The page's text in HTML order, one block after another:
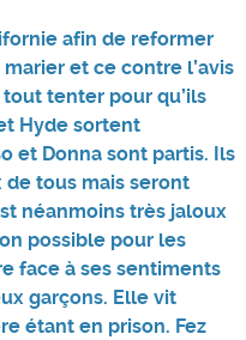
afin de reformer
et ce contre l’avis
tenter pour qu’ils
Hyde sortent
et Donna sont partis. Ils
tous mais seront
néanmoins très jaloux
possible pour les
face à ses sentiments
garçons. Elle vit
étant en prison. Fez